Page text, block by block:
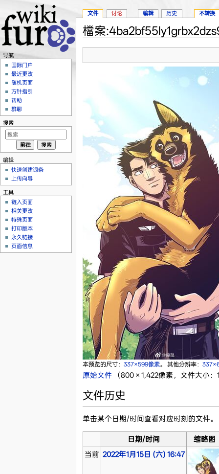
檔案
本预览的尺寸： 337×599像素。 其他分辨率：
原始文件‎ （800 × 1,422像素，文件大小
文件历史
单击某个日期/时间查看对应时刻的文件。
日期/时间
缩略图
当前 2022年1月15日 (六) 16:47
文件 讨论 编辑 历史 不转换
导航
国际门户
最近更改
随机页面
方针指引
帮助
群聊
搜索
编辑
快速创建词条
上传向导
工具
链入页面
相关更改
特殊页面
打印版本
永久链接
页面信息